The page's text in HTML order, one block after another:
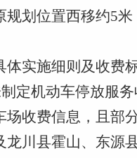
规划位置西移约5
体实施细则及收费
定机动车停放服
场收费信息，且部
川县霍山、东源